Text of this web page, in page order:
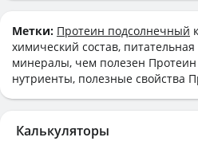
Метки: Протеин подсолнечный
химический состав,
минералы, чем полезен
нутриенты, полезные свойства
Калькуляторы